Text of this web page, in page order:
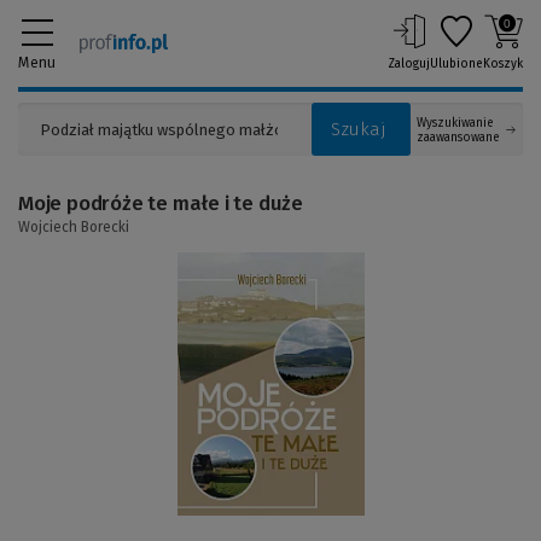
Menu
Szukaj
Wyszukiwanie
zaawansowane
ZalogujUlubione
0
Koszyk
innej
Moje podróże te małe i te duże
Wojciech Borecki